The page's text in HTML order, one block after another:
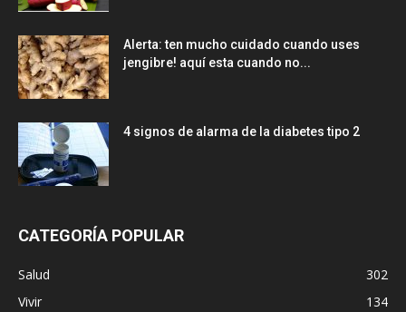
Alerta: ten mucho cuidado cuando uses
jengibre! aquí esta cuando no...
4 signos de alarma de la diabetes tipo 2
CATEGORÍA POPULAR
Salud
302
Vivir
134